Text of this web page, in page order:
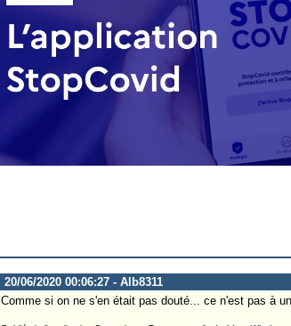
20/06/2020 00:06:27 - Alb8311
Comme si on ne s'en était pas douté... ce n'est pas à